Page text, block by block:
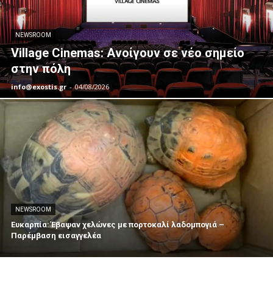
NEWSROOM
Village Cinemas: Ανοίγουν σε νέο σημείο
στην πόλη
info@exostis.gr - 04/08/2026
NEWSROOM
Ευκαρπία: Έβαψαν χελώνες με πορτοκαλί λαδομπογιά –
Παρέμβαση εισαγγελέα